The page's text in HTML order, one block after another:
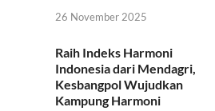
26 November 2025
Raih Indeks Harmoni
Indonesia dari Mendagri,
Kesbangpol Wujudkan
Kampung Harmoni